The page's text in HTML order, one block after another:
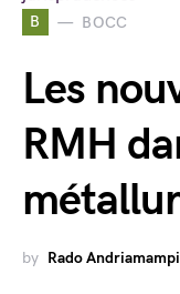
B BOCC
Les
RMH
by Rado